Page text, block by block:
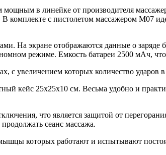
в линейке от производителя
комплекте с пистолетом массажером M07
На экране отображаются данные о заряде
режиме. Емкость батареи 2500 мАч, что
с увеличением которых количество ударов
кейс 25х25х10 см. Весьма удобно и
что является защитой от
сеанс массажа.
которых работают и испытывают